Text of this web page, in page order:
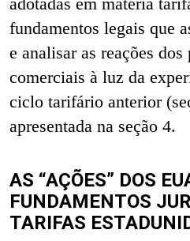
fundamentos legais que
e analisar as reações
comerciais à luz da
ciclo tarifário anterior
apresentada na seção 4.
AS “AÇÕES” DOS
FUNDAMENTOS
TARIFAS